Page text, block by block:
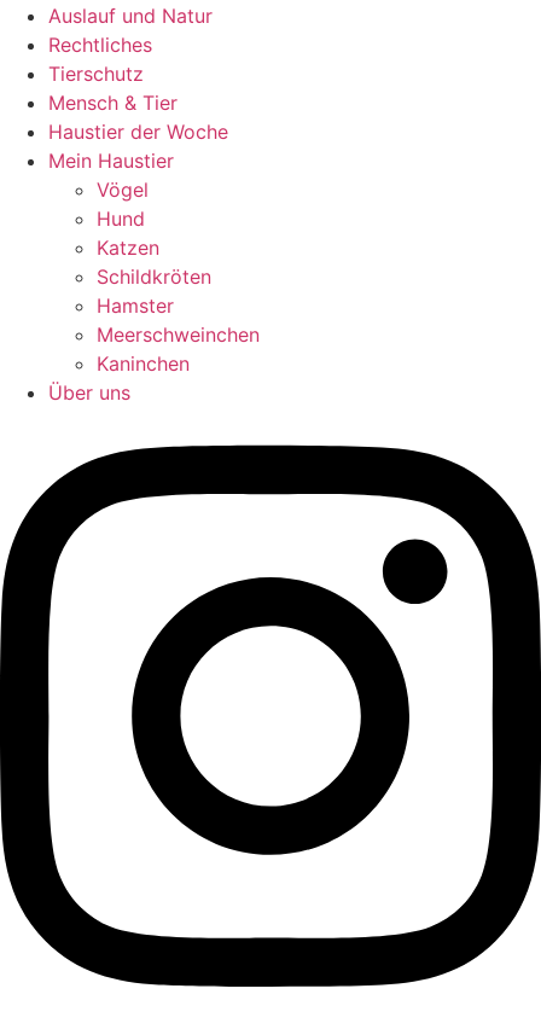
Auslauf und Natur
Rechtliches
Tierschutz
Mensch & Tier
Haustier der Woche
Mein Haustier
Vögel
Hund
Katzen
Schildkröten
Hamster
Meerschweinchen
Kaninchen
Über uns